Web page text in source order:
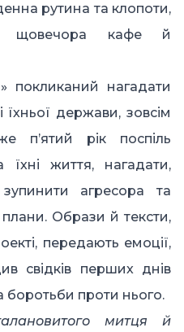
рутина та клопоти,
щовечора кафе й
покликаний нагадати
держави, зовсім
п’ятий рік поспіль
життя, нагадати,
агресора та
плани. Образи й тексти,
передають емоції,
свідків перших днів
боротьби проти нього.
митця й